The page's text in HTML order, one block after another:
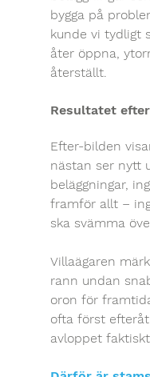
bygga på
kunde vi tydligt
åter öppna,
återställt.
Resultatet
Efter-bilden
nästan ser nytt
beläggningar,
framför allt –
ska svämma
Villaägaren
rann undan
oron för
ofta först
avloppet